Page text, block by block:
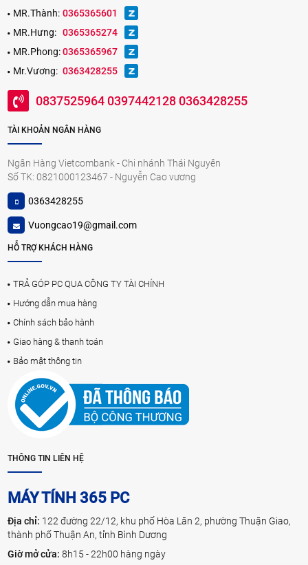
MR.Thành: 0365365601
MR.Hưng: 0365365274
MR.Phong: 0365365967
Mr.Vương: 0363428255
0837525964 0397442128 0363428255
TÀI KHOẢN NGÂN HÀNG
Ngân Hàng Vietcombank - Chi nhánh Thái Nguyên
Số TK: 0821000123467 - Nguyễn Cao vương
0363428255
Vuongcao19@gmail.com
HỖ TRỢ KHÁCH HÀNG
TRẢ GÓP PC QUA CÔNG TY TÀI CHÍNH
Hướng dẫn mua hàng
Chính sách bảo hành
Giao hàng & thanh toán
Bảo mật thông tin
THÔNG TIN LIÊN HỆ
MÁY TÍNH 365 PC
Địa chỉ: 122 đường 22/12, khu phố Hòa Lân 2, phường Thuận Giao,
thành phố Thuận An, tỉnh Bình Dương
Giờ mở cửa:8h15 - 22h00 hàng ngày